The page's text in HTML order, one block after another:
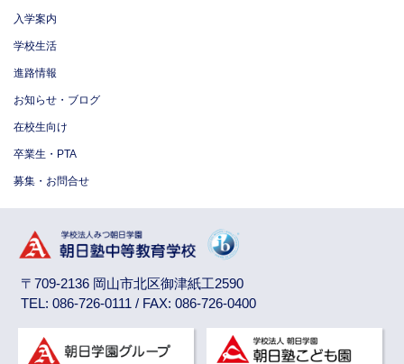
入学案内
学校生活
進路情報
お知らせ・ブログ
在校生向け
卒業生・PTA
募集・お問合せ
〒709-2136 岡山市北区御津紙工2590
TEL: 086-726-0111 / FAX: 086-726-0400